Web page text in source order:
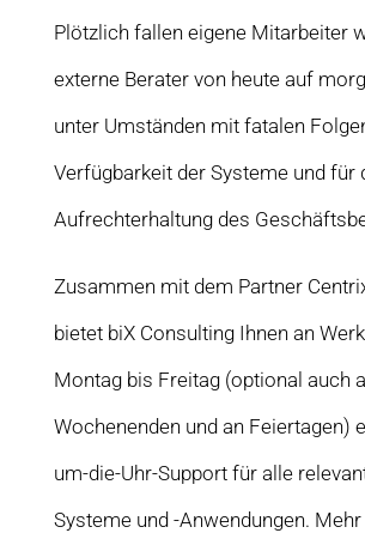
Plötzlich fallen eigene Mitarbeiter
externe Berater von heute auf
unter Umständen mit fatalen
Verfügbarkeit der Systeme und für
Aufrechterhaltung des
Zusammen mit dem Partner
bietet biX Consulting Ihnen an
Montag bis Freitag (optional auch
Wochenenden und an Feiertagen)
um-die-Uhr-Support für alle
Systeme und -Anwendungen.